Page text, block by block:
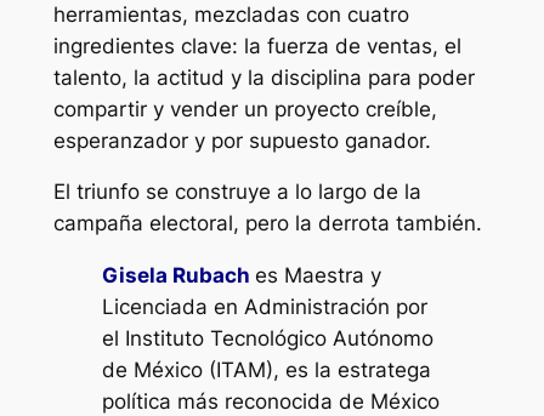
herramientas, mezcladas con cuatro
ingredientes clave: la fuerza de ventas, el
talento, la actitud y la disciplina para poder
compartir y vender un proyecto creíble,
esperanzador y por supuesto ganador.
El triunfo se construye a lo largo de la
campaña electoral, pero la derrota también.
Gisela Rubach es Maestra y
Licenciada en Administración por
el Instituto Tecnológico Autónomo
de México (ITAM), es la estratega
política más reconocida de México